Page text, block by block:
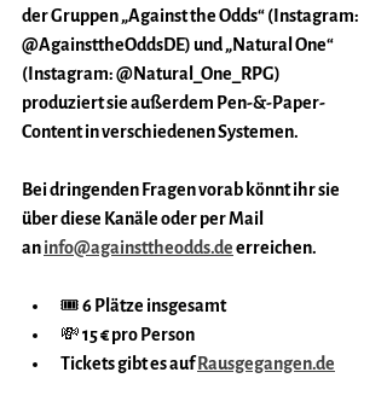
der Gruppen „Against the Odds“ (Instagram:
@AgainsttheOddsDE) und „Natural One“
(Instagram: @Natural_One_RPG)
produziert sie außerdem Pen-&-Paper-
Content in verschiedenen Systemen.
Bei dringenden Fragen vorab könnt ihr sie
über diese Kanäle oder per Mail
an info@againsttheodds.de erreichen.
🎟️ 6 Plätze insgesamt
💸 15 € pro Person
Tickets gibt es auf Rausgegangen.de